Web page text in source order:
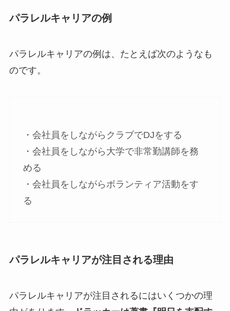
パラレルキャリアの例
パラレルキャリアの例は、たとえば次のようなも
のです。
・会社員をしながらクラブでDJをする
・会社員をしながら大学で非常勤講師を務
める
・会社員をしながらボランティア活動をす
る
パラレルキャリアが注目される理由
パラレルキャリアが注目されるにはいくつかの理